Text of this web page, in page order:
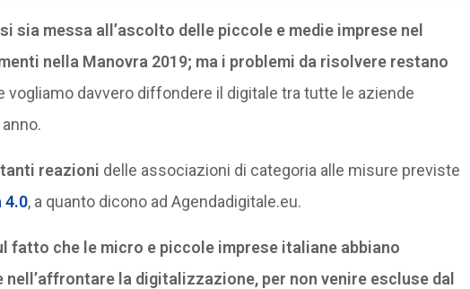
sia messa all’ascolto delle piccole e medie imprese nel
nella Manovra 2019; ma i problemi da risolvere restano
vogliamo davvero diffondere il digitale tra tutte le aziende
reazioni delle associazioni di categoria alle misure previste
4.0, a quanto dicono ad Agendadigitale.eu.
fatto che le micro e piccole imprese italiane abbiano
la digitalizzazione, per non venire escluse dal